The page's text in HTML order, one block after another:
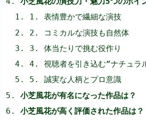
1. 表情豊かで繊細な演技
2. コミカルな演技も自然体
3. 体当たりで挑む役作り
4. 視聴者を引き込む”ナチュラ
5. 誠実な人柄とプロ意識
小芝風花が有名になった作品は？
小芝風花が高く評価された作品は？